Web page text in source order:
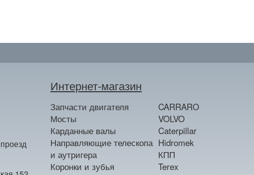
Интернет-магазин
Запчасти двигателя
Мосты
Карданные валы
Направляющие телескопа
и аутригера
Коронки и зубья
CARRARO
VOLVO
Caterpillar
Hidromek
КПП
Terex